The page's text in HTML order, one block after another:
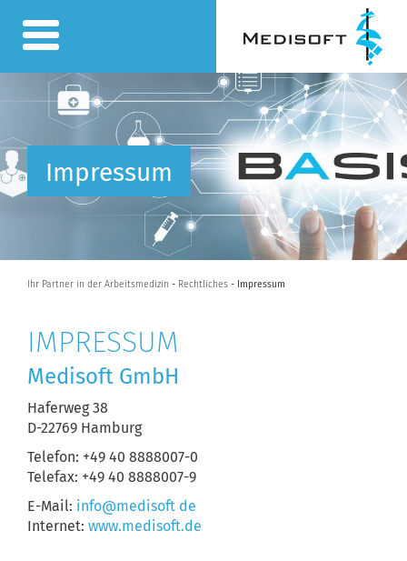
Impressum
Ihr Partner in der Arbeitsmedizin - Rechtliches- Impressum
IMPRESSUM
Medisoft GmbH
Haferweg 38
D-22769 Hamburg
Telefon: +49 40 8888007-0
Telefax: +49 40 8888007-9
E-Mail: info@medisoft de
Internet:www.medisoft.de